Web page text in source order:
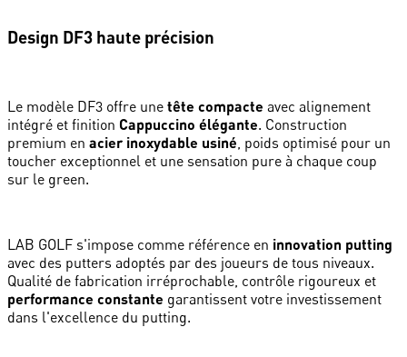
Design DF3 haute précision
Le modèle DF3 offre une tête compacte avec alignement
intégré et finition Cappuccino élégante. Construction
premium en acier inoxydable usiné, poids optimisé pour un
toucher exceptionnel et une sensation pure à chaque coup
sur le green.
LAB GOLF s'impose comme référence en innovation putting
avec des putters adoptés par des joueurs de tous niveaux.
Qualité de fabrication irréprochable, contrôle rigoureux et
performance constante garantissent votre investissement
dans l'excellence du putting.